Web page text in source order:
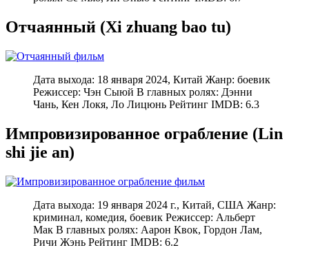
Отчаянный (Xi zhuang bao tu)
Дата выхода: 18 января 2024, Китай Жанр: боевик
Режиссер: Чэн Сыюй В главных ролях: Дэнни
Чань, Кен Локя, Ло Лицюнь Рейтинг IMDB: 6.3
Импровизированное ограбление (Lin
shi jie an)
Дата выхода: 19 января 2024 г., Китай, США Жанр:
криминал, комедия, боевик Режиссер: Альберт
Мак В главных ролях: Аарон Квок, Гордон Лам,
Ричи Жэнь Рейтинг IMDB: 6.2